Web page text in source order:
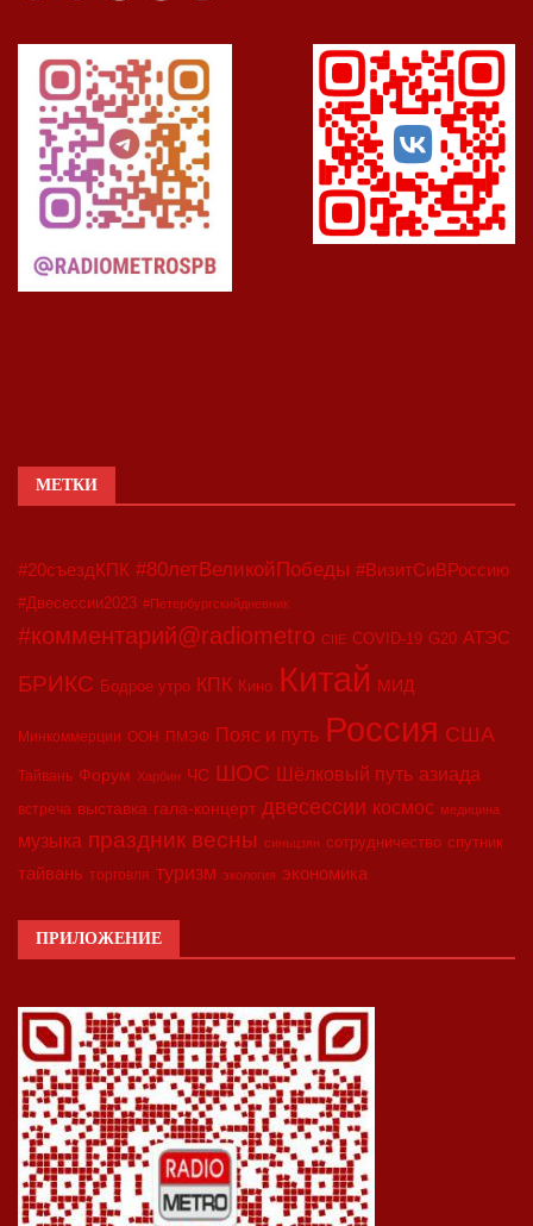
МЕТКИ
#20съездКПК #80летВеликойПобеды #ВизитСиВРоссию
#Двесессии2023 #Петербургскийдневник
#комментарий@radiometro CIIE COVID-19 G20 АТЭС
БРИКС Бодрое утро КПК Кино Китай МИД
Минкоммерции ООН ПМЭФ Пояс и путь Россия США
Тайвань Форум Харбин ЧС ШОС Шёлковый путь азиада
встреча выставка гала-концерт двесессии космос медицина
музыка праздник весны синьцзян сотрудничество спутник
тайвань торговля туризм экология экономика
ПРИЛОЖЕНИЕ